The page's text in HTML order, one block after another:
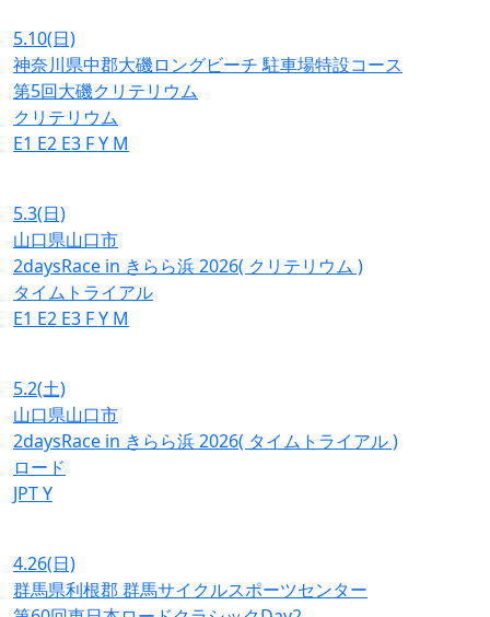
5.10(日)
神奈川県中郡大磯ロングビーチ 駐車場特設コース
第5回大磯クリテリウム
クリテリウム
E1 E2 E3 FY M
5.3(日)
山口県山口市
2daysRace in きらら浜 2026( クリテリウム )
タイムトライアル
E1 E2 E3 FY M
5.2(土)
山口県山口市
2daysRace in きらら浜 2026( タイムトライアル )
ロード
JPTY
4.26(日)
群馬県利根郡 群馬サイクルスポーツセンター